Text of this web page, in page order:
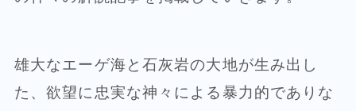
雄大なエーゲ海と石灰岩の大地が生み出し
た、欲望に忠実な神々による暴力的でありな